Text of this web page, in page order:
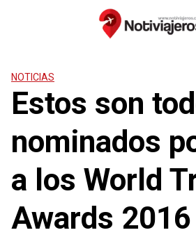
NOTICIAS
Estos son
nominados
a los World
Awards 2016